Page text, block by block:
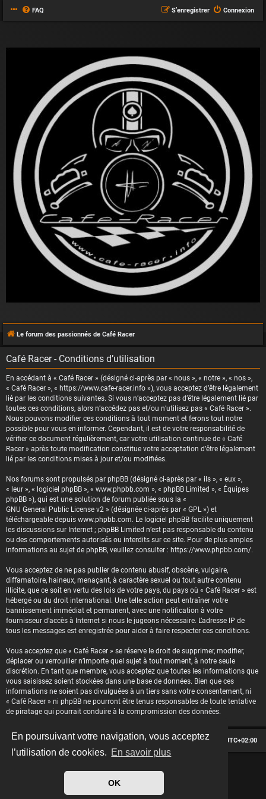
En poursuivant votre navigation, vous acceptez
l’utilisation de cookies. En savoir plus
OK
FAQ Connexion
S’enregistrer
Le forum des passionnés de Café Racer
Café Racer - Conditions d’utilisation
En accédant à « Café Racer » (désigné ci-après par « nous », « notre », « nos »,
« Café Racer », « https://www.cafe-racer.info »), vous acceptez d’être légalement
lié par les conditions suivantes. Si vous n’acceptez pas d’être légalement lié par
toutes ces conditions, alors n’accédez pas et/ou n’utilisez pas « Café Racer ».
Nous pouvons modifier ces conditions à tout moment et ferons tout notre
possible pour vous en informer. Cependant, il est de votre responsabilité de
vérifier ce document régulièrement, car votre utilisation continue de « Café
Racer » après toute modification constitue votre acceptation d’être légalement
lié par les conditions mises à jour et/ou modifiées.
Nos forums sont propulsés par phpBB (désigné ci-après par « ils », « eux »,
« leur », « logiciel phpBB », « www.phpbb.com », « phpBB Limited », « Équipes
phpBB »), qui est une solution de forum publiée sous la «
GNU General Public License v2 » (désignée ci-après par « GPL ») et
téléchargeable depuis www.phpbb.com. Le logiciel phpBB facilite uniquement
les discussions sur Internet ; phpBB Limited n’est pas responsable du contenu
ou des comportements autorisés ou interdits sur ce site. Pour de plus amples
informations au sujet de phpBB, veuillez consulter : https://www.phpbb.com/.
Vous acceptez de ne pas publier de contenu abusif, obscène, vulgaire,
diffamatoire, haineux, menaçant, à caractère sexuel ou tout autre contenu
illicite, que ce soit en vertu des lois de votre pays, du pays où « Café Racer » est
hébergé ou du droit international. Une telle action peut entraîner votre
bannissement immédiat et permanent, avec une notification à votre
fournisseur d’accès à Internet si nous le jugeons nécessaire. L’adresse IP de
tous les messages est enregistrée pour aider à faire respecter ces conditions.
Vous acceptez que « Café Racer » se réserve le droit de supprimer, modifier,
déplacer ou verrouiller n’importe quel sujet à tout moment, à notre seule
discrétion. En tant que membre, vous acceptez que toutes les informations que
vous saisissez soient stockées dans une base de données. Bien que ces
informations ne soient pas divulguées à un tiers sans votre consentement, ni
« Café Racer » ni phpBB ne pourront être tenus responsables de toute tentative
de piratage qui pourrait conduire à la compromission des données.
Le forum des passionnés de Café Racer Heures au format UTC+02:00
phpBB ® Forum Software © phpBB Limited
phpBB-fr.com